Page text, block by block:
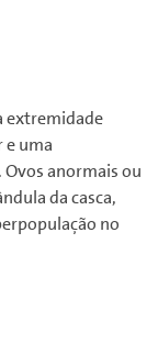
extremidade
e uma
anormais ou
da casca,
no